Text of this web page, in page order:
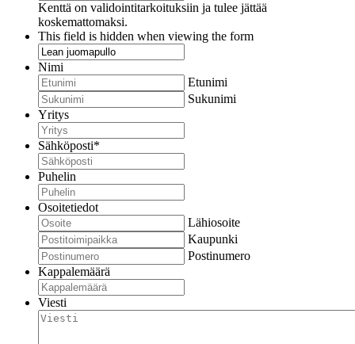
Kenttä on validointitarkoituksiin ja tulee jättää
koskemattomaksi.
This field is hidden when viewing the form
Nimi
Etunimi
Sukunimi
Yritys
Sähköposti*
Puhelin
Osoitetiedot
Lähiosoite
Kaupunki
Postinumero
Kappalemäärä
Viesti